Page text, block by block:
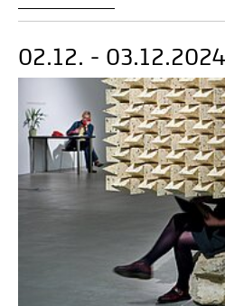
02.12. - 03.12.2024